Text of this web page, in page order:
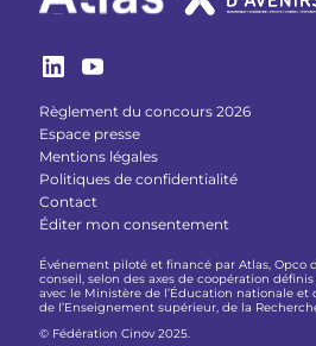
Règlement du concours 2026
Espace presse
Mentions légales
Politiques de confidentialité
Contact
Éditer mon consentement
Événement piloté et financé par Atlas, Opco
conseil, selon des axes de coopération
avec le Ministère de l’Éducation nationale et
de l’Enseignement supérieur, de la
© Fédération Cinov 2025.